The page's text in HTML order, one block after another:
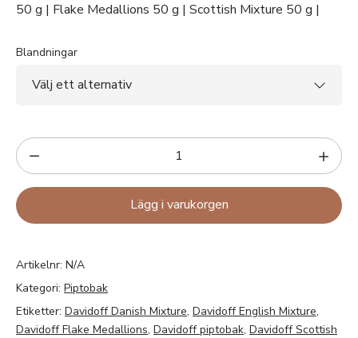
50 g | Flake Medallions 50 g | Scottish Mixture 50 g |
Blandningar
Lägg i varukorgen
Artikelnr: N/A
Kategori: Piptobak
Etiketter: Davidoff Danish Mixture, Davidoff English Mixture,
Davidoff Flake Medallions, Davidoff piptobak, Davidoff Scottish